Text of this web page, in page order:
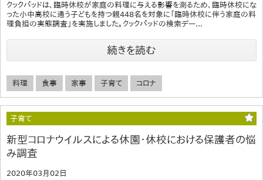
クックパッドは、臨時休校が家庭の料理に与える影響を測るため、臨時休校にな
った小中高校に通う子どもを持つ親448名を対象に「臨時休校に伴う家庭の料
理負担の実態調査」を実施しました。クックパッドの検索デー...
続きを読む
料理 食事 家事 子育て コロナ
子育て
新型コロナウイルスによる休園・休校における保護者の悩
み調査
2020年03月02日